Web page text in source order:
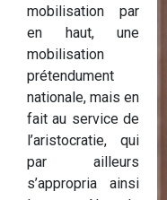
mobilisation par
en haut, une
mobilisation
prétendument
nationale, mais en
fait au service de
l’aristocratie, qui
par ailleurs
s’appropria ainsi